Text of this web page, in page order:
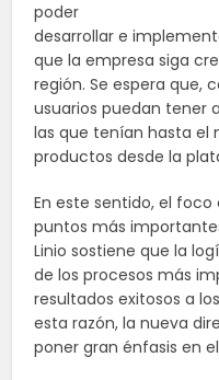
poder
desarrollar e
que la empresa siga
región. Se espera que,
usuarios puedan tener
las que tenían hasta el
productos desde la
En este sentido, el
puntos más
Linio sostiene que la
de los procesos más
resultados exitosos a
esta razón, la nueva
poner gran énfasis en